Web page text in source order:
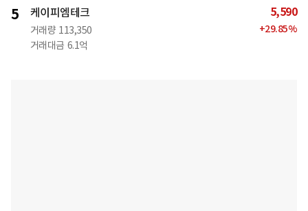
5 케이피엠테크
거래량 113,350
거래대금 6.1억
5,590
+29.85%